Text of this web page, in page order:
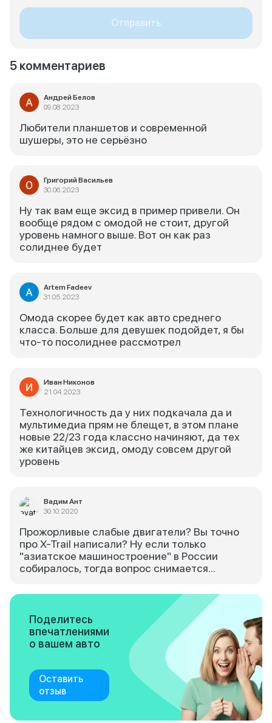
Отправить
5 комментариев
Андрей Белов
09.08.2023
Любители планшетов и современной
шушеры, это не серьёзно
Григорий Васильев
30.06.2023
Ну так вам еще эксид в пример привели. Он
вообще рядом с омодой не стоит, другой
уровень намного выше. Вот он как раз
солиднее будет
Artem Fadeev
31.05.2023
Омода скорее будет как авто среднего
класса. Больше для девушек подойдет, я бы
что-то посолиднее рассмотрел
Иван Никонов
21.04.2023
Технологичность да у них подкачала да и
мультимедиа прям не блещет, в этом плане
новые 22/23 года классно начиняют, да тех
же китайцев эксид, омоду совсем другой
уровень
Вадим Ант
30.10.2020
Прожорливые слабые двигатели? Вы точно
про X-Trail написали? Ну если только
"азиатское машиностроение" в России
собиралось, тогда вопрос снимается...
Поделитесь
впечатлениями
о вашем авто
Оставить
отзыв